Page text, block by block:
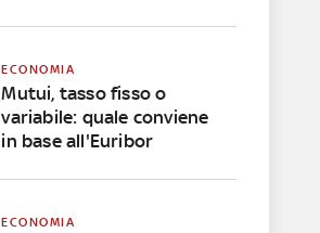
ECONOMIA
Mutui, tasso fisso o
variabile: quale conviene
in base all'Euribor
ECONOMIA